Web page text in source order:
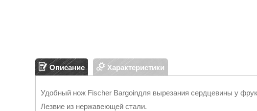
Описание Характеристики
Удобный нож Fischer Bargoinдля вырезания сердцевины у
Лезвие из нержавеющей стали.